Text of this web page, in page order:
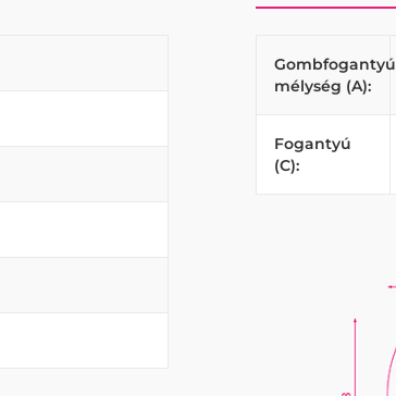
Gombfogantyú
mélység (A):
Fogantyú
(C):